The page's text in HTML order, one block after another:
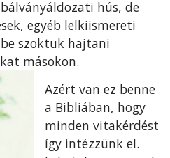
hús, de
egyéb lelkiismereti
szoktuk hajtani
másokon.
Azért van ez benne
a Bibliában, hogy
minden vitakérdést
így intézzünk el.